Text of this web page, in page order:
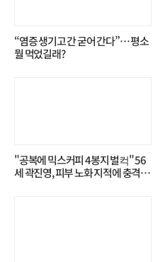
“염증 생기고 간 굳어 간다”… 평소
뭘 먹었길래?
"공복에 믹스커피 4봉지 벌컥" 56
세 곽진영, 피부 노화 지적에 충격…